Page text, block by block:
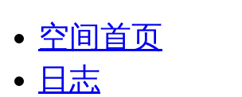
空间首页
日志